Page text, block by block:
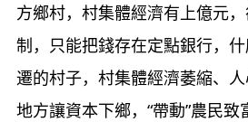
方鄉村，村集體經濟有上億元
制，只能把錢存在定點銀行，
遷的村子，村集體經濟萎縮、
地方讓資本下鄉，“帶動”農民